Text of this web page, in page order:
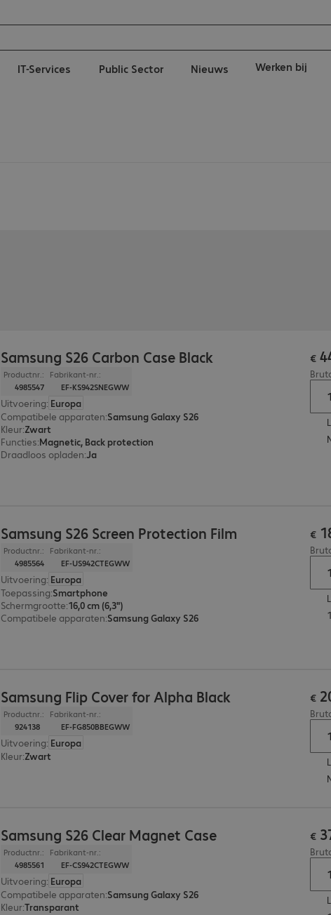
IT-Services Public Sector Nieuws Werken bij
Samsung S26 Carbon Case Black
Productnr.:
4985547
Fabrikant-nr.:
EF-KS942SNEGWW
Uitvoering: Europa
Compatibele apparaten:Samsung Galaxy S26
Kleur:Zwart
Functies:Magnetic, Back protection
Draadloos opladen:Ja
€
Samsung S26 Screen Protection Film
Productnr.:
4985564
Fabrikant-nr.:
EF-US942CTEGWW
Uitvoering: Europa
Toepassing:Smartphone
Schermgrootte:16,0 cm (6,3")
Compatibele apparaten:Samsung Galaxy S26
€
Samsung Flip Cover for Alpha Black
Productnr.:
924138
Fabrikant-nr.:
EF-FG850BBEGWW
Uitvoering: Europa
Kleur:Zwart
€
Samsung S26 Clear Magnet Case
Productnr.:
4985561
Fabrikant-nr.:
EF-CS942CTEGWW
Uitvoering: Europa
Compatibele apparaten:Samsung Galaxy S26
Kleur:Transparant
€